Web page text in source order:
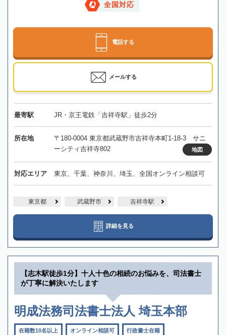
全国対応
電話する
メールする
最寄駅 JR・京王電鉄「吉祥寺駅」徒歩2分
所在地
〒180-0004 東京都武蔵野市吉祥寺本町1-18-3 サニ
ーシティ吉祥寺802
地図
対応エリア 東京、千葉、神奈川、埼玉、全国オンライン相談可
東京都 武蔵野市 吉祥寺駅
詳細を見る
【志木駅徒歩1分】十人十色の相続のお悩みを、司法書士
が丁寧に解決いたします
明成法務司法書士法人 埼玉本部
在籍数10名以上 オンライン相談可 行政書士在籍